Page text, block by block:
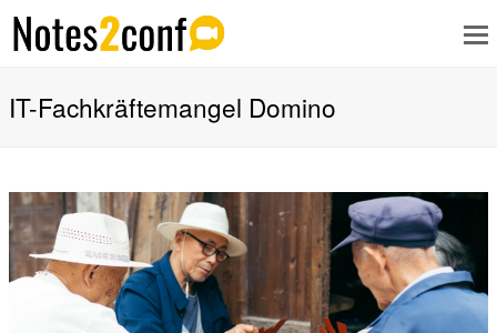
IT-Fachkräftemangel Domino